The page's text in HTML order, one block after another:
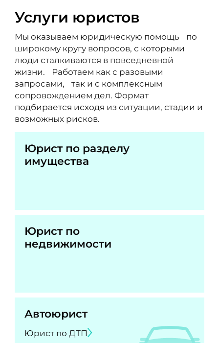
Услуги юристов
Мы оказываем юридическую помощь по
широкому кругу вопросов, с которыми
люди сталкиваются в повседневной
жизни. Работаем как с разовыми
запросами, так и с комплексным
сопровождением дел. Формат
подбирается исходя из ситуации, стадии и
возможных рисков.
Юрист по разделу
имущества
Юрист по
недвижимости
Автоюрист
Юрист по ДТП